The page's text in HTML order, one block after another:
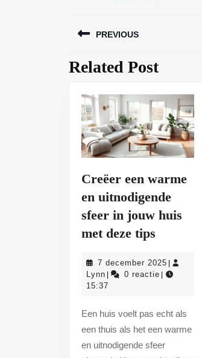
navigatie
PREVIOUS
Vorig
Related Post
Creëer een warme
en uitnodigende
sfeer in jouw huis
met deze tips
warme
in
7 december 2025 7
december
Lynn Lynn 0 reactie
15:37
Een huis voelt pas echt als
een thuis als het een warme
en uitnodigende sfeer